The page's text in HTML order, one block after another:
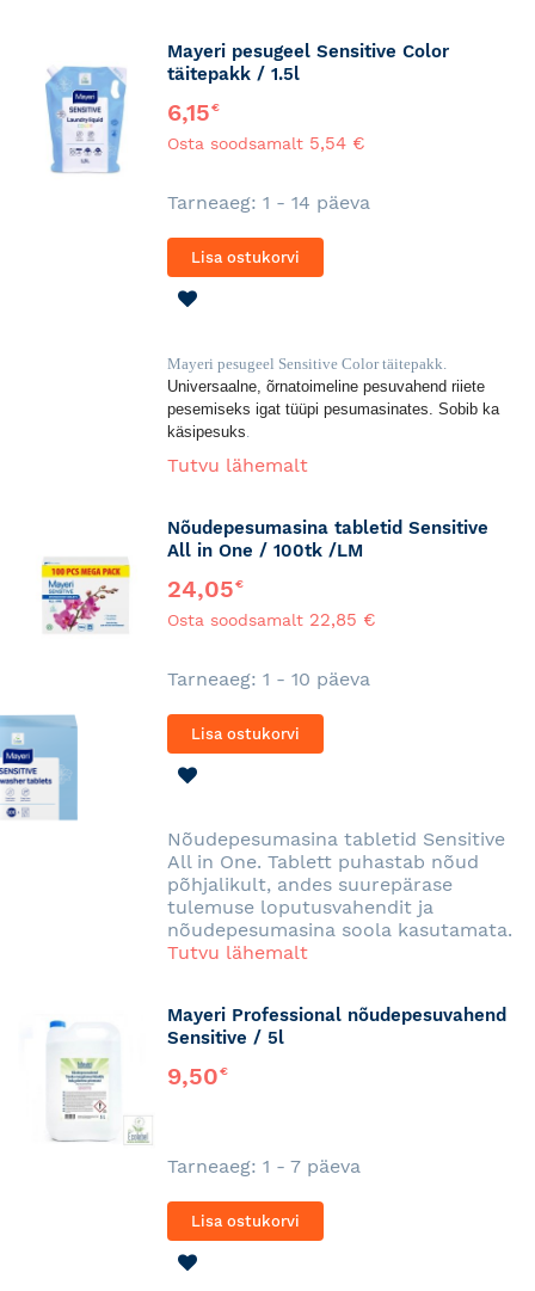
Mayeri pesugeel Sensitive Color
täitepakk / 1.5l
6,15€
Osta soodsamalt 5,54 €
Tarneaeg: 1 - 14 päeva
Lisa ostukorvi
Mayeri pesugeel Sensitive Color täitepakk.
Universaalne, õrnatoimeline pesuvahend riiete
pesemiseks igat tüüpi pesumasinates. Sobib ka
käsipesuks.
Tutvu lähemalt
Nõudepesumasina tabletid Sensitive
All in One / 100tk /LM
24,05€
Osta soodsamalt 22,85 €
Tarneaeg: 1 - 10 päeva
Lisa ostukorvi
Nõudepesumasina tabletid Sensitive
All in One. Tablett puhastab nõud
põhjalikult, andes suurepärase
tulemuse loputusvahendit ja
nõudepesumasina soola kasutamata.
Tutvu lähemalt
Mayeri Professional nõudepesuvahend
Sensitive / 5l
9,50€
Tarneaeg: 1 - 7 päeva
Lisa ostukorvi